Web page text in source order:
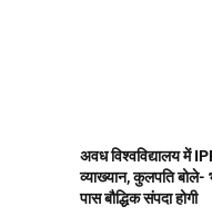
अवध विश्वविद्यालय में
व्याख्यान, कुलपति बोले-
पास बौद्धिक संपदा होगी